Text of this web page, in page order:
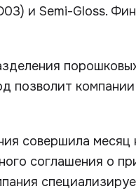
и Semi-Gloss.
позволит
совершила месяц
соглашения о